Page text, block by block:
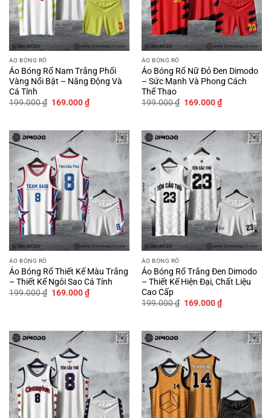
ÁO BÓNG RỔ
Áo Bóng Rổ Nam Trắng Phối
Vàng Nổi Bật – Năng Động Và
Cá Tính
199.000₫ Giá
169.000₫Giá
hiện
169.000 ₫.
ÁO BÓNG RỔ
Áo Bóng Rổ Nữ Đỏ Đen Dimodo
– Sức Mạnh Và Phong Cách
Thể Thao
199.000₫ Giá
169.000₫Giá
hiện
169.000 ₫.
ÁO BÓNG RỔ
Áo Bóng Rổ Thiết Kế Màu Trắng
– Thiết Kế Ngôi Sao Cá Tính
199.000₫ Giá
169.000₫Giá
hiện
ÁO BÓNG RỔ
Áo Bóng Rổ Trắng Đen Dimodo
– Thiết Kế Hiện Đại, Chất Liệu
Cao Cấp
199.000₫ Giá
169.000₫Giá
hiện
169.000 ₫.